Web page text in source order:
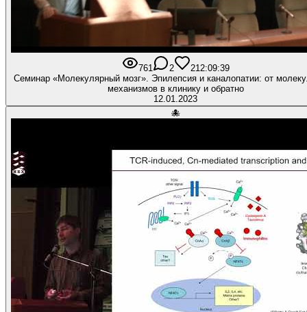
761 2 21 2:09:39
Семинар «Молекулярный мозг». Эпилепсия и каналопатии: от
механизмов в клинику и обратно
12.01.2023
🐙